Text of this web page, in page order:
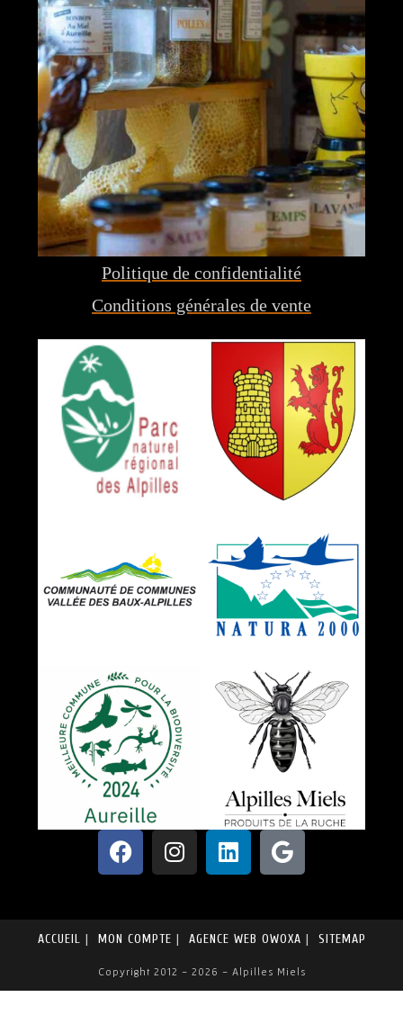
Politique de confidentialité
Conditions générales de vente
ACCUEIL MON COMPTE AGENCE WEB OWOXA SITEMAP
Copyright 2012 - 2026 - Alpilles Miels